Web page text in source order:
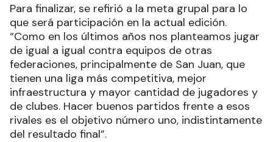
Para finalizar, se refirió a la meta grupal para lo
que será participación en la actual edición.
“Como en los últimos años nos planteamos jugar
de igual a igual contra equipos de otras
federaciones, principalmente de San Juan, que
tienen una liga más competitiva, mejor
infraestructura y mayor cantidad de jugadores y
de clubes. Hacer buenos partidos frente a esos
rivales es el objetivo número uno, indistintamente
del resultado final”.